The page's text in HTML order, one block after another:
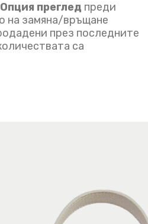
Опция преглед преди
на замяна/връщане
през последните
са